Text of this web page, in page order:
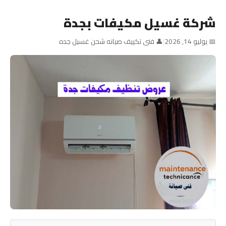
شركة غسيل مكيفات بجدة
📅 يوليو 14, 2026 |👤 فنى تكييف صيانه شحن غسيل جده